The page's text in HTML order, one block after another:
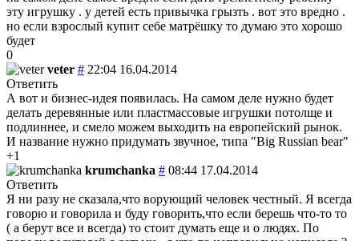
эту игрушку . у детей есть привычка грызть . вот это вредно .
но если взрослый купит себе матрёшку то думаю это хорошо
будет
0
veter # 22:04 16.04.2014
Ответить
А вот и бизнес-идея появилась. На самом деле нужно будет
делать деревянные или пластмассовые игрушки потолще и
подлиннее, и смело можем выходить на европейский рынок.
И название нужно придумать звучное, типа "Big Russian bear"
+1
krumchanka # 08:44 17.04.2014
Ответить
Я ни разу не сказала,что ворующий человек честный. Я всегда
говорю и говорила и буду говорить,что если берешь что-то то
( а берут все и всегда) то стоит думать еще и о людях. По